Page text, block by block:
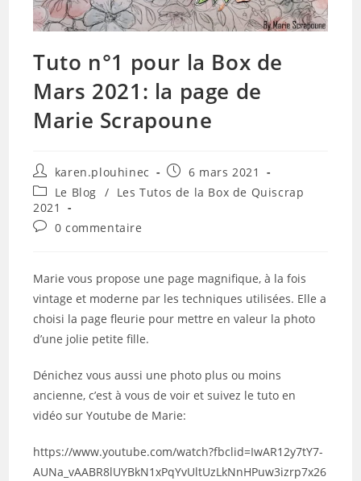
Tuto n°1 pour la Box de
Mars 2021: la page de
Marie Scrapoune
Auteur/autrice
de
la
publication :
karen.plouhinec
Publication
publiée :
6 mars 2021
Post
category:
Le Blog / Les Tutos de la Box de Quiscrap
2021
Commentaires
publication :
0 commentaire
Marie vous propose une page magnifique, à la fois
vintage et moderne par les techniques utilisées. Elle a
choisi la page fleurie pour mettre en valeur la photo
d’une jolie petite fille.
Dénichez vous aussi une photo plus ou moins
ancienne, c’est à vous de voir et suivez le tuto en
vidéo sur Youtube de Marie:
https://www.youtube.com/watch?fbclid=IwAR12y7tY7-
AUNa_vAABR8lUYBkN1xPqYvUltUzLkNnHPuw3izrp7x26